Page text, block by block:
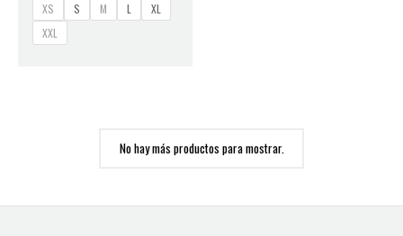
XS S M L
XL
XXL
No hay más productos para mostrar.